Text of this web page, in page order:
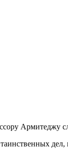
Армитеджу